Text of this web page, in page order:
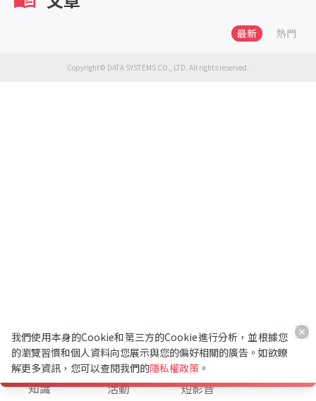
最新 熱門
Copyright© DATA SYSTEMS CO., LTD. All rights reserved.
知識 活動 短影音
K幣兌換
我們使用本身的Cookie和第三方的Cookie進行分析，並根據您
的瀏覽習慣和個人資料向您展示與您的偏好相關的廣告。如欲瞭
解更多資訊，您可以查閱我們的隱私權政策 。